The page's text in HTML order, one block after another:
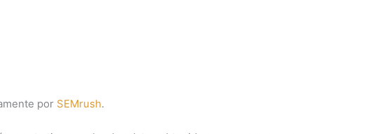
por SEMrush.